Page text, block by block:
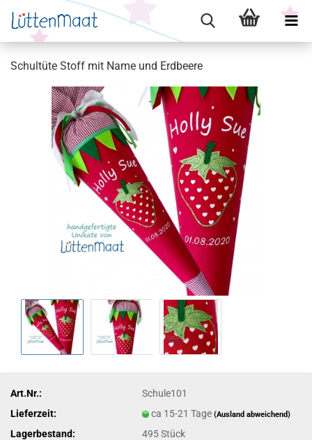
Schultüte Stoff mit Name und Erdbeere
Art.Nr.:
Schule101
Lieferzeit:
ca 15-21 Tage(Ausland abweichend)
Lagerbestand: 495Stück